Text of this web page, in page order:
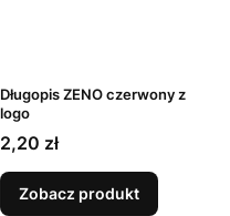
Długopis ZENO czerwony z
logo
Cena
2,20 zł
Zobacz produkt